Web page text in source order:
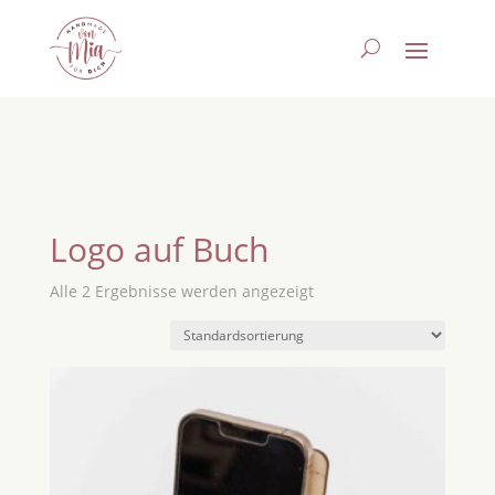
Logo auf Buch
Alle 2 Ergebnisse werden angezeigt